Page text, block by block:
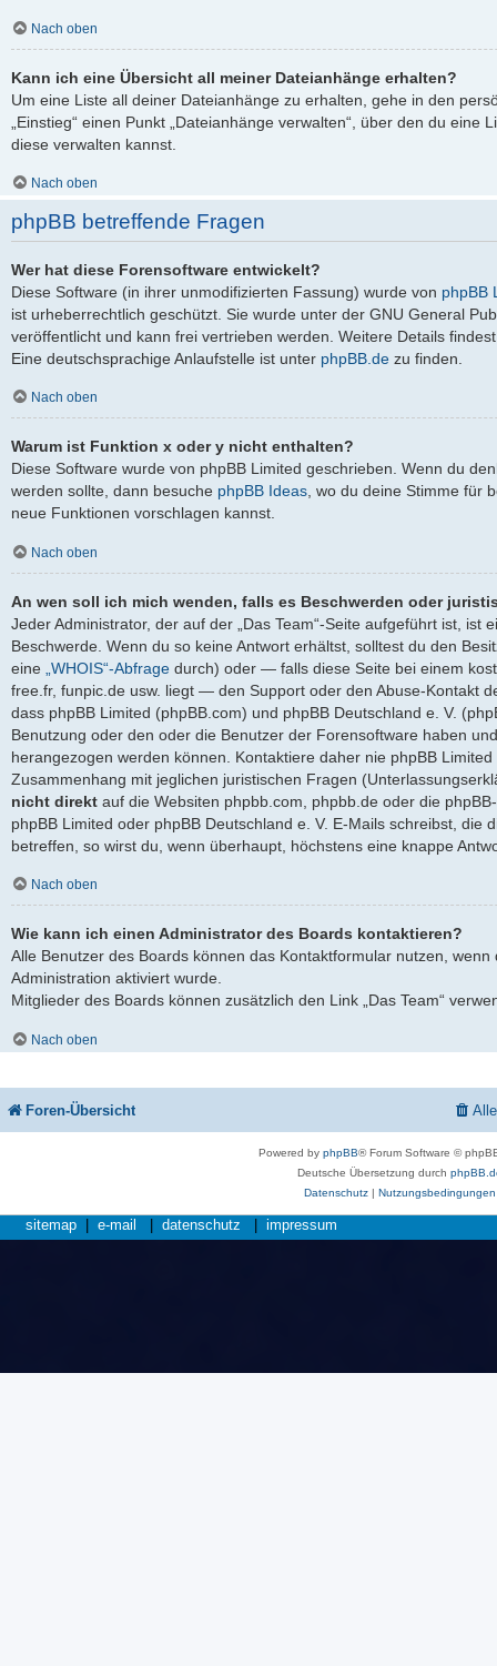
Nach oben
Kann ich eine Übersicht all meiner Dateianhänge erhalten?
Um eine Liste all deiner Dateianhänge zu erhalten, gehe in den
„Einstieg“ einen Punkt „Dateianhänge verwalten“, über den du
diese verwalten kannst.
Nach oben
phpBB betreffende Fragen
Wer hat diese Forensoftware entwickelt?
Diese Software (in ihrer unmodifizierten Fassung) wurde von phpBB
ist urheberrechtlich geschützt. Sie wurde unter der GNU General
veröffentlicht und kann frei vertrieben werden. Weitere Details
Eine deutschsprachige Anlaufstelle ist unter phpBB.de zu finden.
Nach oben
Warum ist Funktion x oder y nicht enthalten?
Diese Software wurde von phpBB Limited geschrieben. Wenn du
werden sollte, dann besuche phpBB Ideas, wo du deine Stimme für
neue Funktionen vorschlagen kannst.
Nach oben
An wen soll ich mich wenden, falls es Beschwerden oder
Jeder Administrator, der auf der „Das Team“-Seite aufgeführt ist, ist
Beschwerde. Wenn du so keine Antwort erhältst, solltest du den
eine „WHOIS“-Abfrage durch) oder — falls diese Seite bei einem
free.fr, funpic.de usw. liegt — den Support oder den Abuse-Kontakt
dass phpBB Limited (phpBB.com) und phpBB Deutschland e. V.
Benutzung oder den oder die Benutzer der Forensoftware haben
herangezogen werden können. Kontaktiere daher nie phpBB
Zusammenhang mit jeglichen juristischen Fragen
nicht direkt auf die Websiten phpbb.com, phpbb.de oder die
phpBB Limited oder phpBB Deutschland e. V. E-Mails schreibst, die
betreffen, so wirst du, wenn überhaupt, höchstens eine knappe
Nach oben
Wie kann ich einen Administrator des Boards kontaktieren?
Alle Benutzer des Boards können das Kontaktformular nutzen,
Administration aktiviert wurde.
Mitglieder des Boards können zusätzlich den Link „Das Team“
Nach oben
Foren-Übersicht
Powered byphpBB® Forum Software ©
Deutsche Übersetzung durch
Datenschutz| Nutzungsbedingungen
sitemap | e-mail | datenschutz | impressum